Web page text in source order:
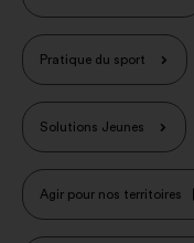
Pratique du sport
Solutions Jeunes
Agir pour nos territoires